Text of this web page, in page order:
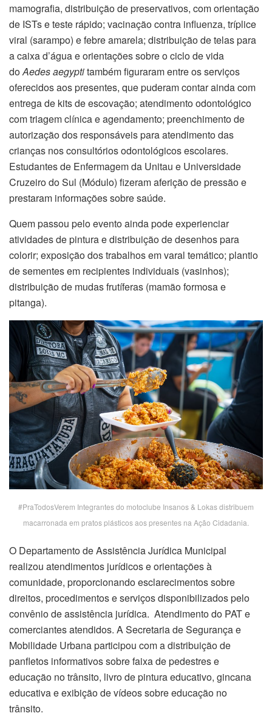
mamografia, distribuição de preservativos, com orientação
de ISTs e teste rápido; vacinação contra influenza, tríplice
viral (sarampo) e febre amarela; distribuição de telas para
a caixa d’água e orientações sobre o ciclo de vida
doAedes aegyptitambém figuraram entre os serviços
oferecidos aos presentes, que puderam contar ainda com
entrega de kits de escovação; atendimento odontológico
com triagem clínica e agendamento; preenchimento de
autorização dos responsáveis para atendimento das
crianças nos consultórios odontológicos escolares.
Estudantes de Enfermagem da Unitau e Universidade
Cruzeiro do Sul (Módulo) fizeram aferição de pressão e
prestaram informações sobre saúde.
Quem passou pelo evento ainda pode experienciar
atividades de pintura e distribuição de desenhos para
colorir; exposição dos trabalhos em varal temático; plantio
de sementes em recipientes individuais (vasinhos);
distribuição de mudas frutíferas (mamão formosa e
pitanga).
#PraTodosVerem Integrantes do motoclube Insanos & Lokas distribuem
macarronada em pratos plásticos aos presentes na Ação Cidadania.
O Departamento de Assistência Jurídica Municipal
realizou atendimentos jurídicos e orientações à
comunidade, proporcionando esclarecimentos sobre
direitos, procedimentos e serviços disponibilizados pelo
convênio de assistência jurídica. Atendimento do PAT e
comerciantes atendidos. A Secretaria de Segurança e
Mobilidade Urbana participou com a distribuição de
panfletos informativos sobre faixa de pedestres e
educação no trânsito, livro de pintura educativo, gincana
educativa e exibição de vídeos sobre educação no
trânsito.